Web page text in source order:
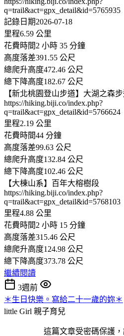
q=trail&act=gpx_detail&id=5765935
記錄日期2026-07-18
里程6.59 公里
花費時間2 小時 35 分鐘
高度落差391.55 公尺
總爬升高度472.46 公尺
總下降高度182.67 公尺
【新北桃園登山步道】大湖之森
https://hiking.biji.co/index.php?
q=trail&act=gpx_detail&id=5766624
里程2.19 公里
花費時間44 分鐘
高度落差99.63 公尺
總爬升高度132.84 公尺
總下降高度102.46 公尺
【大棟山系】百年大榕樹段
https://hiking.biji.co/index.php?
q=trail&act=gpx_detail&id=5768103
里程4.88 公里
花費時間2 小時 15 分鐘
高度落差315.46 公尺
總爬升高度124.98 公尺
總下降高度373.78 公尺
繼續閱讀
3週前
＊生日快樂。寫給二十一歲的妳＊
little Girl 親子育兒
這篇文章受密碼保護